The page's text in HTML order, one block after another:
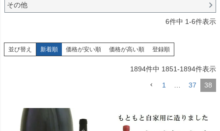
その他
6件中 1-6件表示
並び替え 新着順 価格が安い順 価格が高い順 登録順
1894件中 1851-1894件表示
1 … 37 38